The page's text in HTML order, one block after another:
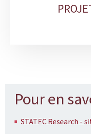
Pour en
STATEC Research -